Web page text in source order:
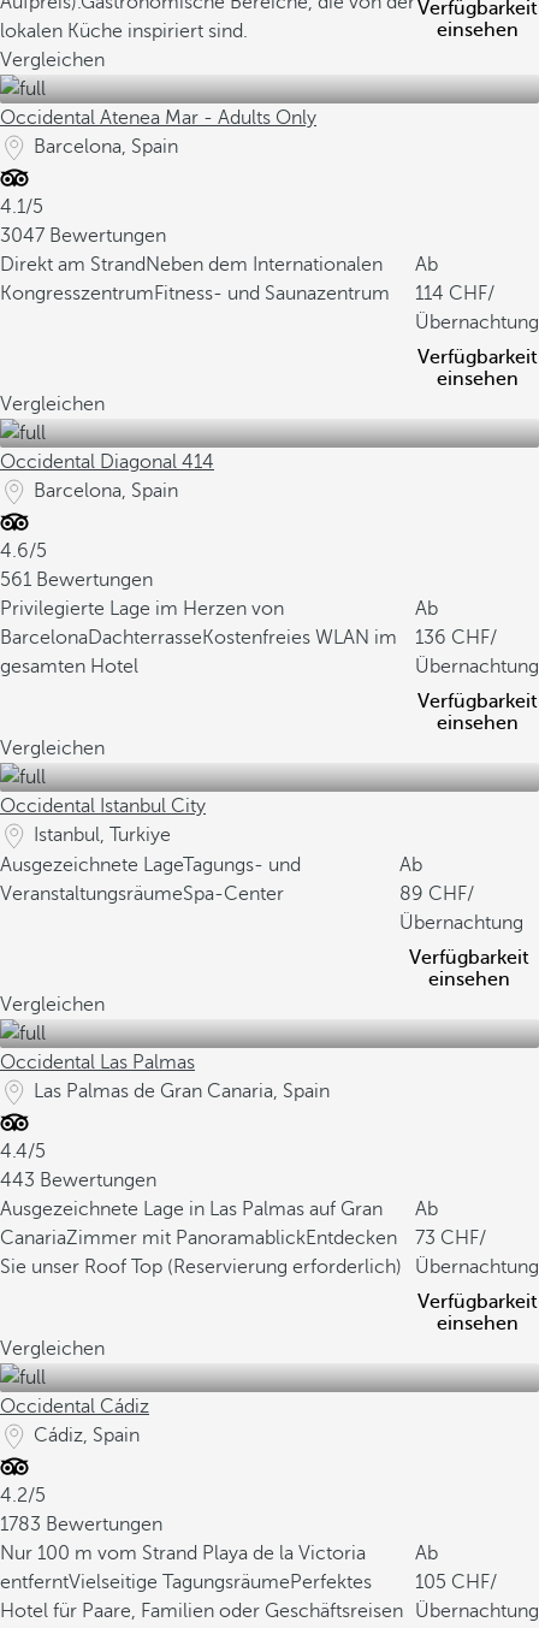
lokalen Küche inspiriert sind.
Verfügbarkeit
einsehen
Vergleichen
Occidental Atenea Mar - Adults Only
Barcelona, Spain
4.1/5
3047 Bewertungen
Direkt am Strand Neben dem Internationalen
KongresszentrumFitness- und Saunazentrum
Ab
114
/
Übernachtung
Verfügbarkeit
einsehen
Vergleichen
Occidental Diagonal 414
Barcelona, Spain
4.6/5
561 Bewertungen
Privilegierte Lage im Herzen von
BarcelonaDachterrasseKostenfreies WLAN im
gesamten Hotel
Ab
136
/
Übernachtung
Verfügbarkeit
einsehen
Vergleichen
Occidental Istanbul City
Istanbul, Turkiye
Ausgezeichnete LageTagungs- und
VeranstaltungsräumeSpa-Center
Ab
89
/
Übernachtung
Verfügbarkeit
einsehen
Vergleichen
Occidental Las Palmas
Las Palmas de Gran Canaria, Spain
4.4/5
443 Bewertungen
Ausgezeichnete Lage in Las Palmas auf Gran
CanariaZimmer mit PanoramablickEntdecken
Sie unser Roof Top (Reservierung erforderlich)
Ab
73
/
Übernachtung
Verfügbarkeit
einsehen
Vergleichen
Occidental Cádiz
Cádiz, Spain
4.2/5
1783 Bewertungen
Nur 100 m vom Strand Playa de la Victoria
entferntVielseitige TagungsräumePerfektes
Hotel für Paare, Familien oder Geschäftsreisen
Ab
105
/
Übernachtung